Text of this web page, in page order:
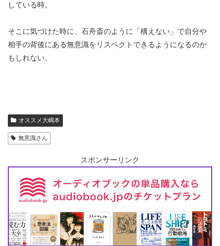
している時。
そこに気づけた時に、石舟斎のように「構えない」で自分や
相手の背後にある無意識をリスペクトできるようになるのか
もしれない。
オススメ大嶋本
無意識さん
スポンサーリンク